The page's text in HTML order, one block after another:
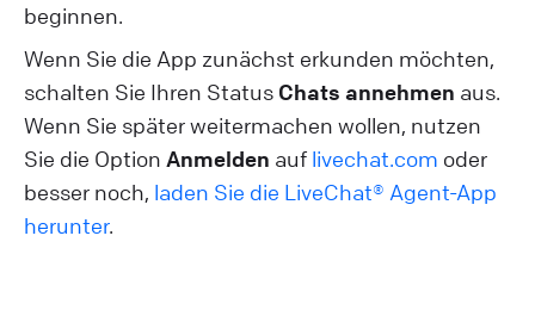
beginnen.
Wenn Sie die App zunächst erkunden möchten,
schalten Sie Ihren Status Chats annehmen aus.
Wenn Sie später weitermachen wollen, nutzen
Sie die Option Anmelden auf livechat.com oder
besser noch, laden Sie die LiveChat® Agent-App
herunter.